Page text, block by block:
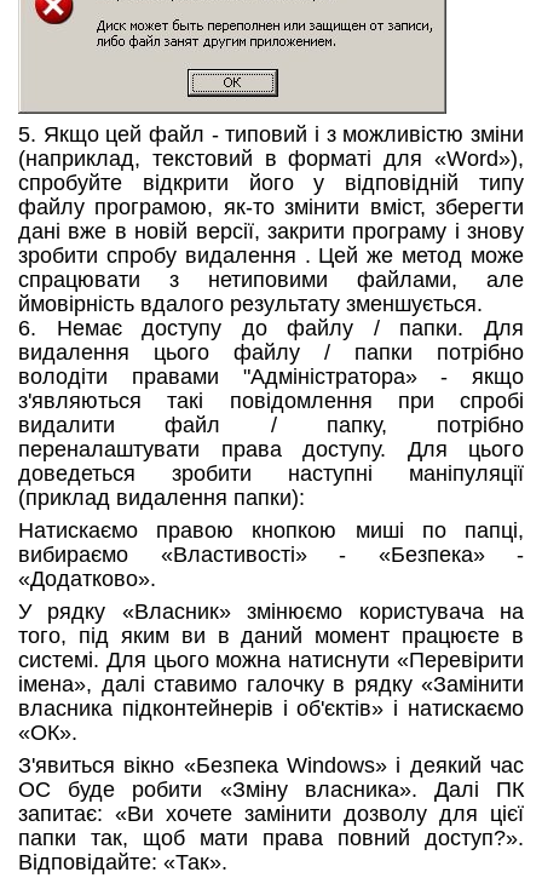
5. Якщо цей файл - типовий і з можливістю зміни
(наприклад, текстовий в форматі для «Word»),
спробуйте відкрити його у відповідній типу
файлу програмою, як-то змінити вміст, зберегти
дані вже в новій версії, закрити програму і знову
зробити спробу видалення . Цей же метод може
спрацювати з нетиповими файлами, але
ймовірність вдалого результату зменшується.
6. Немає доступу до файлу / папки. Для
видалення цього файлу / папки потрібно
володіти правами "Адміністратора» - якщо
з'являються такі повідомлення при спробі
видалити файл / папку, потрібно
переналаштувати права доступу. Для цього
доведеться зробити наступні маніпуляції
(приклад видалення папки):
Натискаємо правою кнопкою миші по папці,
вибираємо «Властивості» - «Безпека» -
«Додатково».
У рядку «Власник» змінюємо користувача на
того, під яким ви в даний момент працюєте в
системі. Для цього можна натиснути «Перевірити
імена», далі ставимо галочку в рядку «Замінити
власника підконтейнерів і об'єктів» і натискаємо
«ОК».
З'явиться вікно «Безпека Windows» і деякий час
ОС буде робити «Зміну власника». Далі ПК
запитає: «Ви хочете замінити дозволу для цієї
папки так, щоб мати права повний доступ?».
Відповідайте: «Так».